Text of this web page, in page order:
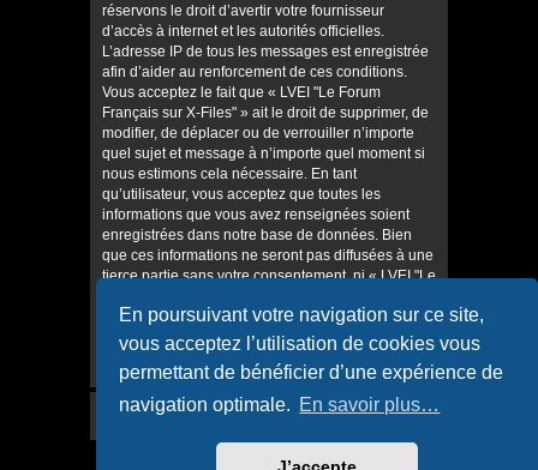
En poursuivant votre navigation sur ce site,
vous acceptez l’utilisation de cookies vous
permettant de bénéficier d’une expérience de
navigation optimale. En savoir plus…
réservons le droit d’avertir votre fournisseur
d’accès à internet et les autorités officielles.
L’adresse IP de tous les messages est enregistrée
afin d’aider au renforcement de ces conditions.
Vous acceptez le fait que « LVEI "Le Forum
Français sur X-Files" » ait le droit de supprimer, de
modifier, de déplacer ou de verrouiller n’importe
quel sujet et message à n’importe quel moment si
nous estimons cela nécessaire. En tant
qu’utilisateur, vous acceptez que toutes les
informations que vous avez renseignées soient
enregistrées dans notre base de données. Bien
que ces informations ne seront pas diffusées à une
tierce partie sans votre consentement, ni « LVEI "Le
pourront être tenus comme responsables en cas
de tentative de piratage informatique visant à
compromettre vos données.
Accueil du forum